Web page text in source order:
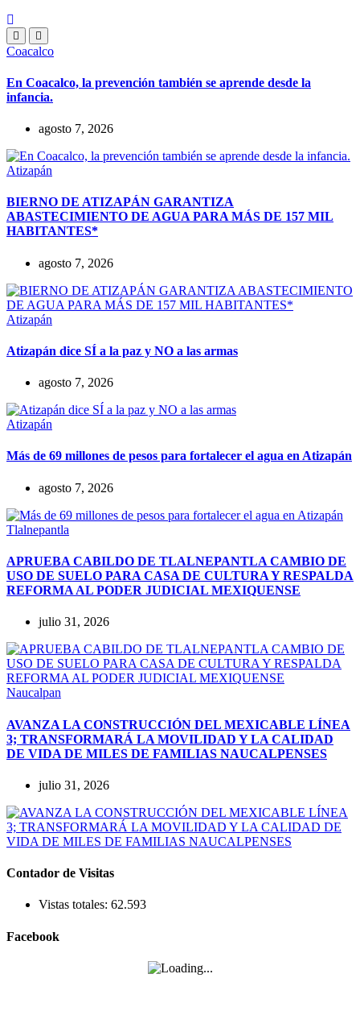
Coacalco
En Coacalco, la prevención también se aprende desde la
infancia.
agosto 7, 2026
Atizapán
BIERNO DE ATIZAPÁN GARANTIZA
ABASTECIMIENTO DE AGUA PARA MÁS DE 157 MIL
HABITANTES*
agosto 7, 2026
Atizapán
Atizapán dice SÍ a la paz y NO a las armas
agosto 7, 2026
Atizapán
Más de 69 millones de pesos para fortalecer el agua en Atizapán
agosto 7, 2026
Tlalnepantla
APRUEBA CABILDO DE TLALNEPANTLA CAMBIO DE
USO DE SUELO PARA CASA DE CULTURA Y RESPALDA
REFORMA AL PODER JUDICIAL MEXIQUENSE
julio 31, 2026
Naucalpan
AVANZA LA CONSTRUCCIÓN DEL MEXICABLE LÍNEA
3; TRANSFORMARÁ LA MOVILIDAD Y LA CALIDAD
DE VIDA DE MILES DE FAMILIAS NAUCALPENSES
julio 31, 2026
Contador de Visitas
Vistas totales: 62.593
Facebook